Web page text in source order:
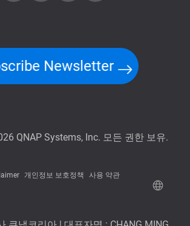
Newsletter
QNAP Systems, Inc. 모든 권한 보유.
개인정보 보호정책 사용 약관